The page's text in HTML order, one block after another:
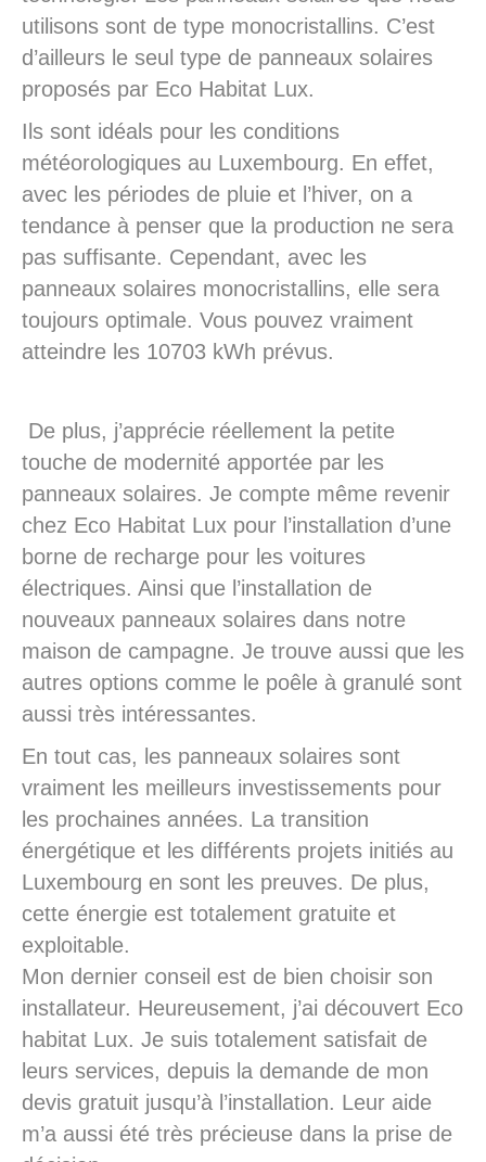
utilisons sont de type monocristallins. C’est
d’ailleurs le seul type de panneaux solaires
proposés par Eco Habitat Lux.
Ils sont idéals pour les conditions
météorologiques au Luxembourg. En effet,
avec les périodes de pluie et l’hiver, on a
tendance à penser que la production ne sera
pas suffisante. Cependant, avec les
panneaux solaires monocristallins, elle sera
toujours optimale. Vous pouvez vraiment
atteindre les 10703 kWh prévus.
De plus, j’apprécie réellement la petite
touche de modernité apportée par les
panneaux solaires. Je compte même revenir
chez Eco Habitat Lux pour l’installation d’une
borne de recharge pour les voitures
électriques. Ainsi que l’installation de
nouveaux panneaux solaires dans notre
maison de campagne. Je trouve aussi que les
autres options comme le poêle à granulé sont
aussi très intéressantes.
En tout cas, les panneaux solaires sont
vraiment les meilleurs investissements pour
les prochaines années. La transition
énergétique et les différents projets initiés au
Luxembourg en sont les preuves. De plus,
cette énergie est totalement gratuite et
exploitable.
Mon dernier conseil est de bien choisir son
installateur. Heureusement, j’ai découvert Eco
habitat Lux. Je suis totalement satisfait de
leurs services, depuis la demande de mon
devis gratuit jusqu’à l’installation. Leur aide
m’a aussi été très précieuse dans la prise de